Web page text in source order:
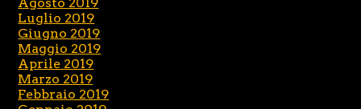
Luglio 2019
Giugno 2019
Maggio 2019
Aprile 2019
Marzo 2019
Febbraio 2019